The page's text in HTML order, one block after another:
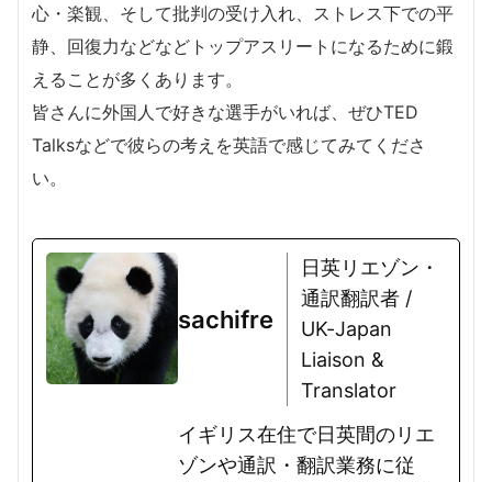
心・楽観、そして批判の受け入れ、ストレス下での平
静、回復力などなどトップアスリートになるために鍛
えることが多くあります。
皆さんに外国人で好きな選手がいれば、ぜひTED
Talksなどで彼らの考えを英語で感じてみてくださ
い。
sachifre
日英リエゾン・
通訳翻訳者 /
UK-Japan
Liaison &
Translator
イギリス在住で日英間のリエ
ゾンや通訳・翻訳業務に従